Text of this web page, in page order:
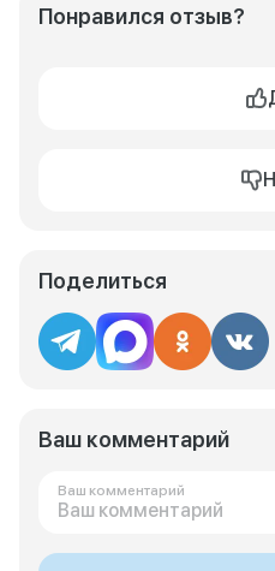
Понравился отзыв?
Поделиться
Ваш комментарий
Ваш комментарий